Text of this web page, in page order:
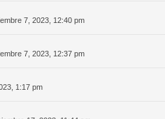
7, 2023, 12:40 pm
7, 2023, 12:37 pm
1:17 pm